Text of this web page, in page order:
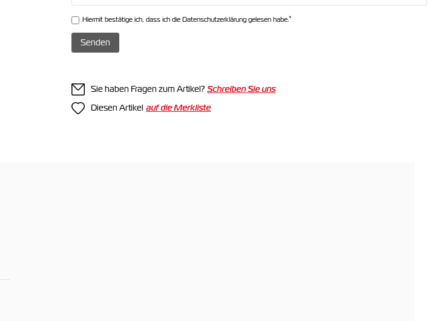
Hiermit bestätige ich, dass ich die Daten­schutz­erklärunggelesen habe.*
Senden
Sie haben Fragen zum Artikel? Schreiben Sie uns
Diesen Artikel